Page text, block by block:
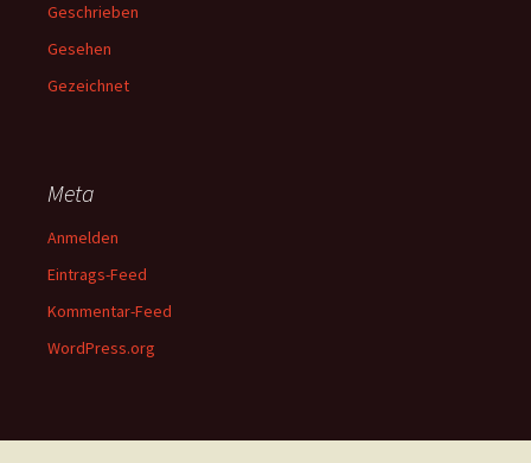
Geschrieben
Gesehen
Gezeichnet
Meta
Anmelden
Eintrags-Feed
Kommentar-Feed
WordPress.org